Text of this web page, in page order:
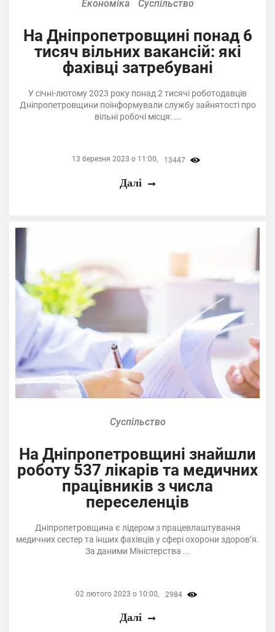
Економіка Суспільство
На Дніпропетровщині понад 6
тисяч вільних вакансій: які
фахівці затребувані
У січні-лютому 2023 року понад 2 тисячі роботодавців
Дніпропетровщини поінформували службу зайнятості про
вільні робочі місця: ...
13 березня 2023 о 11:00, 13447
Далі
Суспільство
На Дніпропетровщині знайшли
роботу 537 лікарів та медичних
працівників з числа
переселенців
Дніпропетровщина є лідером з працевлаштування
медичних сестер та інших фахівців у сфері охорони здоров’я.
За даними Міністерства ...
02 лютого 2023 о 10:00, 2984
Далі